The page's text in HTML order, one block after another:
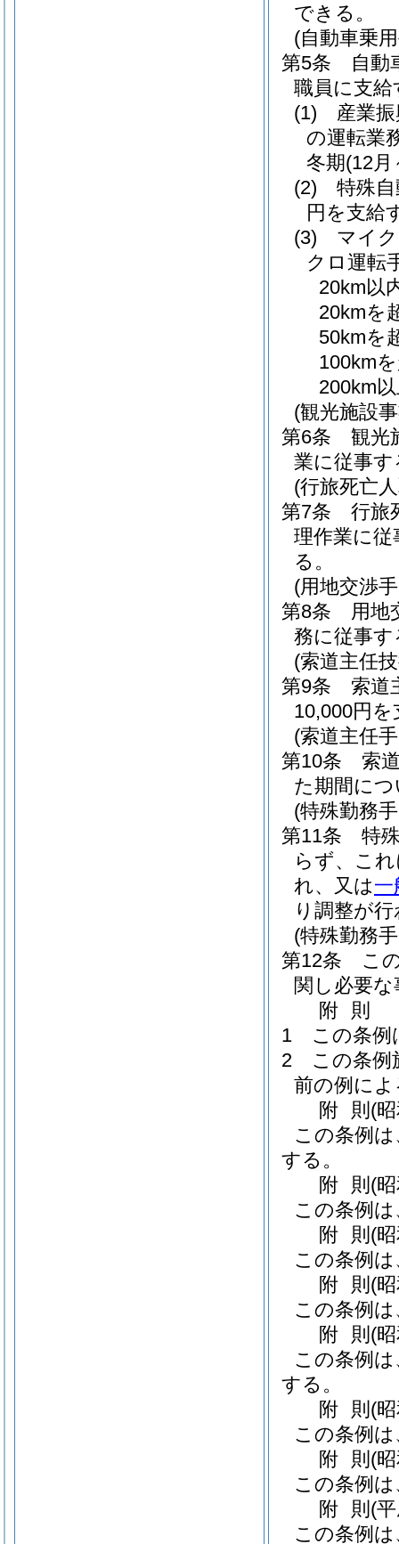
できる。
(自動車乗
第5条
自動
職員に支給
(1)
産業
の運転業
冬期(12月
(2)
特殊
円を支給
(3)
マイ
クロ運転
20km以
20kmを
50kmを
100km
200km
(観光施設
第6条
観光
業に従事
(行旅死亡
第7条
行旅
理作業に
る。
(用地交渉
第8条
用地
務に従事
(索道主任
第9条
索道
10,000円
(索道主任
第10条
索
た期間に
(特殊勤務
第11条
特
らず、こ
れ、又は一
り調整が
(特殊勤務
第12条
こ
関し必要
附 則
1
この条例
2
この条例
前の例によ
附 則 (
この条例
する。
附 則 (
この条例
附 則 (
この条例
附 則 (
この条例
附 則 (
この条例
する。
附 則 (
この条例
附 則 (
この条例
附 則 (
この条例